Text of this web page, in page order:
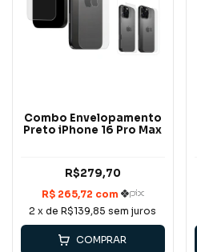
Combo Envelopamento
Preto iPhone 16 Pro Max
R$279,70
2 x deR$139,85 sem juros
COMPRAR